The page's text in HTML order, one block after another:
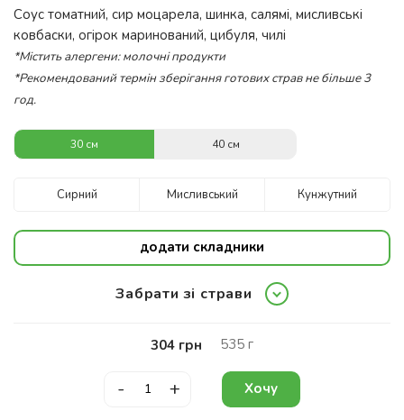
Соус томатний, сир моцарела, шинка, салямі, мисливські
ковбаски, огірок маринований, цибуля, чилі
*Містить алергени: молочні продукти
*Рекомендований термін зберігання готових страв не більше 3
год.
30 см 40 см
Сирний Мисливський Кунжутний
додати складники
Забрати зі страви
304 грн 535 г
- + Хочу